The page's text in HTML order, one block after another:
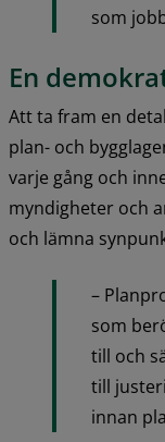
som
En
Att ta fram en
plan- och
varje gång och
myndigheter och
och lämna
–
som
till och
till
innan